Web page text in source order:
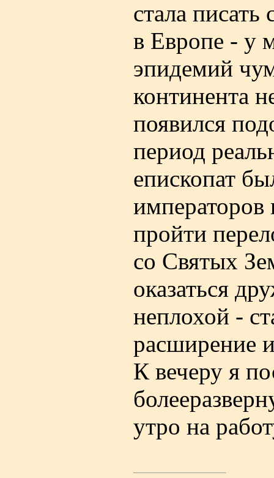
стала писать
в Европе - у
эпидемий
континента
появился
период
епископат
императоров
пройти
со Святых
оказаться
неплохой -
расширение
К вечеру я
утро на